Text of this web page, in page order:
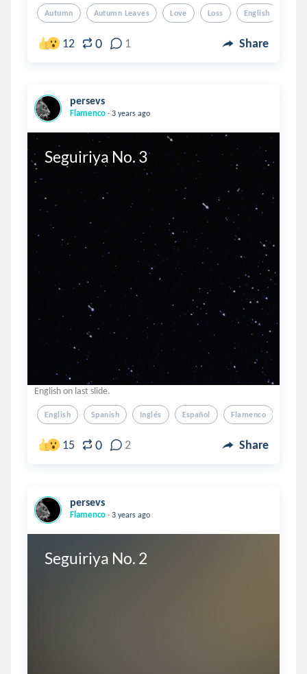
Autumn Autumn Leaves Love Loss English
12 0 1 Share
persevs
Flamenco . 3 years ago
Seguiriya No. 3
English on last slide.
English Spanish Inglés Español Flamenco
15 0 2 Share
persevs
Flamenco . 3 years ago
Seguiriya No. 2